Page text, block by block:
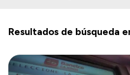
Misión
Autoridades
Delegaciones
Resultados de búsqueda